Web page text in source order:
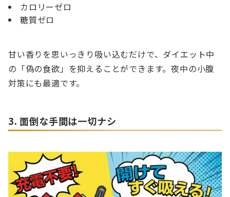
カロリーゼロ
糖質ゼロ
甘い香りを思いっきり吸い込むだけで、ダイエット中
の「偽の食欲」を抑えることができます。夜中の小腹
対策にも最適です。
3. 面倒な手間は一切ナシ